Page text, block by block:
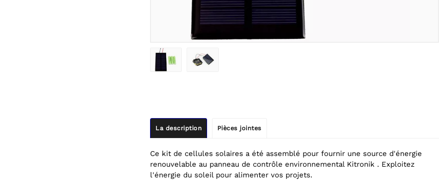
La description Pièces jointes
Ce kit de cellules solaires a été assemblé pour fournir une source d'énergie
renouvelable au panneau de contrôle environnemental Kitronik . Exploitez
l'énergie du soleil pour alimenter vos projets.